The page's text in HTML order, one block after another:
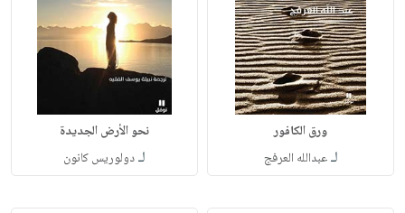
ورق الكافور
لـعبدالله العرفج
نحو الأرض الجديدة
لـدولوريس كانون